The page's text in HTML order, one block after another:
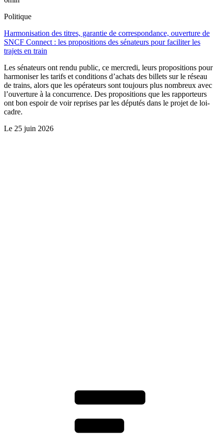
Politique
Harmonisation des titres, garantie de correspondance, ouverture de
SNCF Connect : les propositions des sénateurs pour faciliter les
trajets en train
Les sénateurs ont rendu public, ce mercredi, leurs propositions pour
harmoniser les tarifs et conditions d’achats des billets sur le réseau
de trains, alors que les opérateurs sont toujours plus nombreux avec
l’ouverture à la concurrence. Des propositions que les rapporteurs
ont bon espoir de voir reprises par les députés dans le projet de loi-
cadre.
Le 25 juin 2026